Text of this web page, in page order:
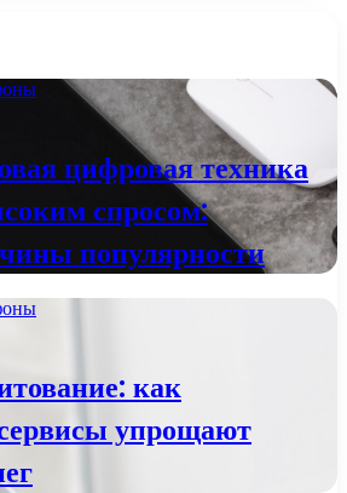
цифровая техника
спросом:
популярности
как
упрощают